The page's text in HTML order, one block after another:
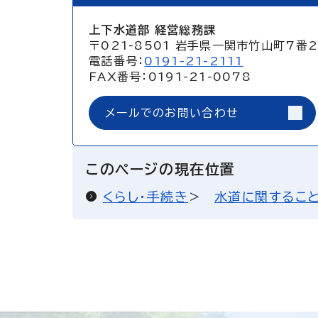
上下水道部 経営総務課
〒021-8501 岩手県一関市竹山町7番
電話番号： 0191-21-2111
FAX番号：0191-21-0078
メールでのお問い合わせ
このページの現在位置
くらし・手続き 水道に関するこ